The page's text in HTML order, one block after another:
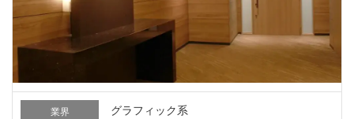
業界 グラフィック系